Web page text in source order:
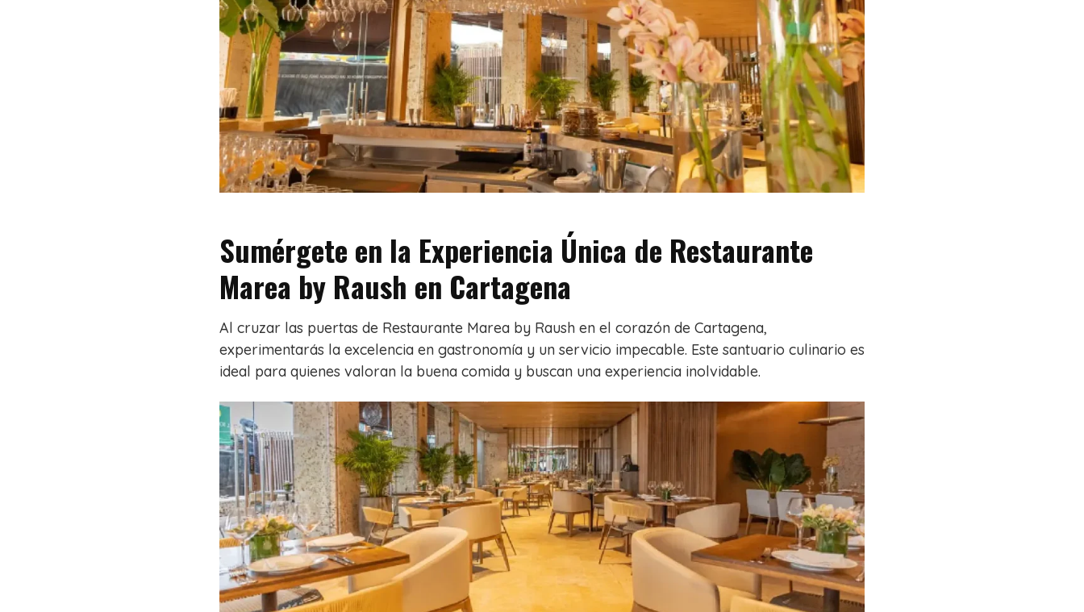
Sumérgete en la Experiencia Única de Restaurante
Marea by Raush en Cartagena
Al cruzar las puertas de Restaurante Marea by Raush en el corazón de Cartagena,
experimentarás la excelencia en gastronomía y un servicio impecable. Este santuario culinario es
ideal para quienes valoran la buena comida y buscan una experiencia inolvidable.